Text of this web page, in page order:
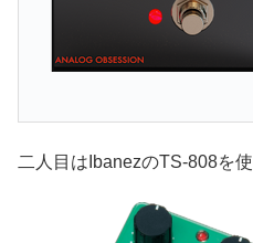
二人目はIbanezのTS-808を